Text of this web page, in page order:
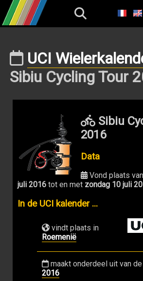
UCI
Sibiu Cycling Tour
Sibiu
2016
Data
Vond plaats van
juli 2016 tot en met zondag 10 juli
In de UCI kalender ...
vindt plaats in
Roemenië
maakt onderdeel uit van de
2016